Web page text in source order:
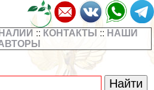
:: КОНТАКТЫ :: НАШИ